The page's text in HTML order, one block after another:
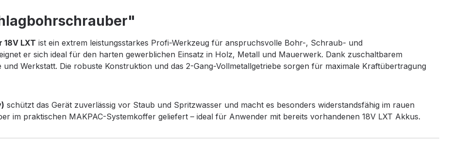
LXT ist ein extrem leistungsstarkes Profi-Werkzeug für anspruchsvolle Bohr-, Schraub- und
er sich ideal für den harten gewerblichen Einsatz in Holz, Metall und Mauerwerk. Dank zuschaltbarem
Werkstatt. Die robuste Konstruktion und das 2-Gang-Vollmetallgetriebe sorgen für maximale Kraftübertragung
schützt das Gerät zuverlässig vor Staub und Spritzwasser und macht es besonders widerstandsfähig im rauen
im praktischen MAKPAC-Systemkoffer geliefert – ideal für Anwender mit bereits vorhandenen 18V LXT Akkus.